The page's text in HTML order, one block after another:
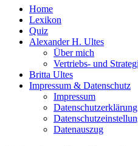
Home
Lexikon
Quiz
Alexander H. Ultes
Über mich
Vertriebs- und
Britta Ultes
Impressum & Datenschutz
Impressum
Datenschutzerklärung
Datenauszug